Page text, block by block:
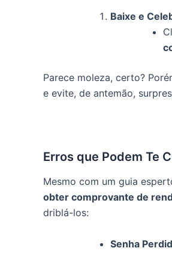
Baixe e
Parece moleza, certo?
e evite, de antemão,
Erros que Podem Te
Mesmo com um guia
obter comprovante de
driblá-los:
Senha